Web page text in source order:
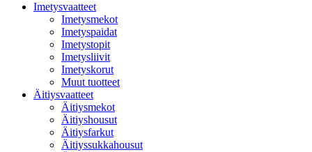
Imetysvaatteet
Imetysmekot
Imetyspaidat
Imetystopit
Imetysliivit
Imetyskorut
Muut tuotteet
Äitiysvaatteet
Äitiysmekot
Äitiyshousut
Äitiysfarkut
Äitiyssukkahousut